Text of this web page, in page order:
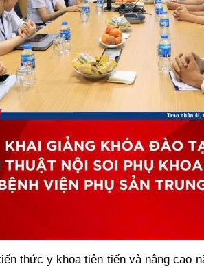
thức y khoa tiên tiến và nâng cao